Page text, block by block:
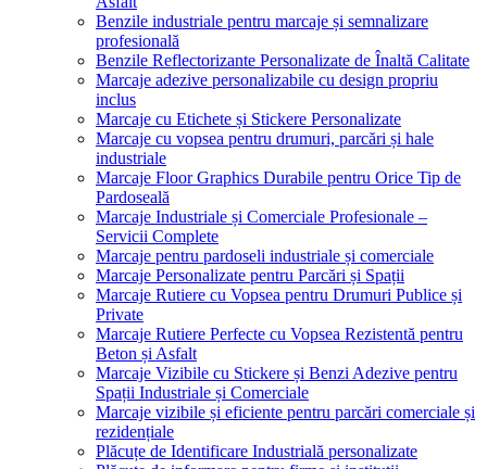
Benzile industriale pentru marcaje și semnalizare
profesională
Benzile Reflectorizante Personalizate de Înaltă Calitate
Marcaje adezive personalizabile cu design propriu
inclus
Marcaje cu Etichete și Stickere Personalizate
Marcaje cu vopsea pentru drumuri, parcări și hale
industriale
Marcaje Floor Graphics Durabile pentru Orice Tip de
Pardoseală
Marcaje Industriale și Comerciale Profesionale –
Servicii Complete
Marcaje pentru pardoseli industriale și comerciale
Marcaje Personalizate pentru Parcări și Spații
Marcaje Rutiere cu Vopsea pentru Drumuri Publice și
Private
Marcaje Rutiere Perfecte cu Vopsea Rezistentă pentru
Beton și Asfalt
Marcaje Vizibile cu Stickere și Benzi Adezive pentru
Spații Industriale și Comerciale
Marcaje vizibile și eficiente pentru parcări comerciale și
rezidențiale
Plăcuțe de Identificare Industrială personalizate